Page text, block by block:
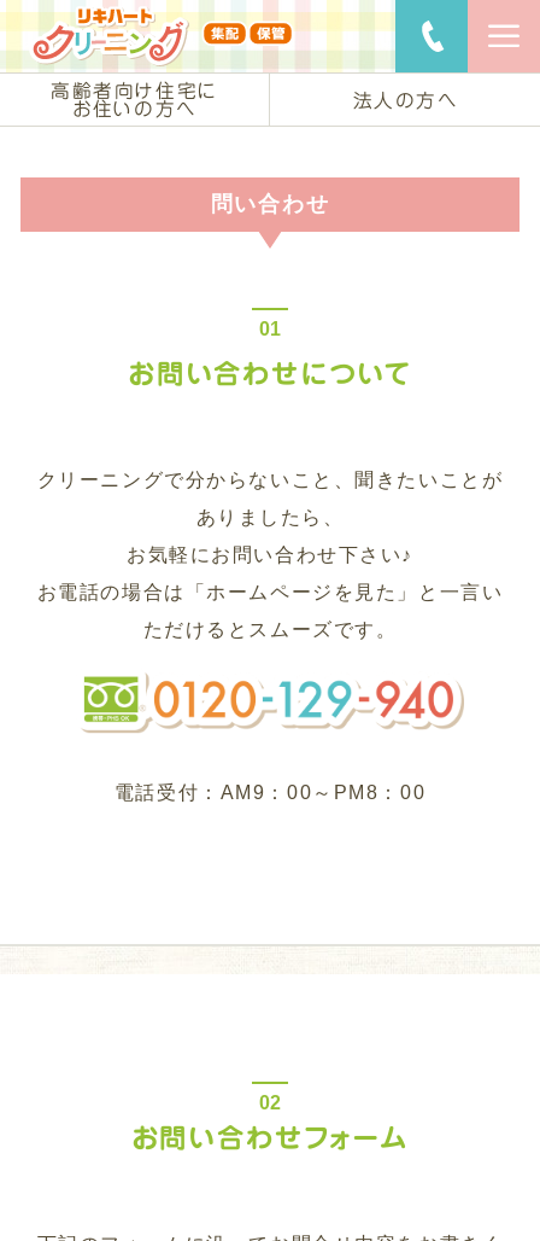
リキハート
高齢者向け住宅に
お住いの方へ
法人の方へ
ご用
問い合わせ
お問い合わせについて
クリーニングで分からないこと、聞きたいことが
ありましたら、
お気軽にお問い合わせ下さい♪
お電話の場合は「ホームページを見た」と一言い
ただけるとスムーズです。
電話受付：AM9：00～PM8：00
お問い合わせフォーム